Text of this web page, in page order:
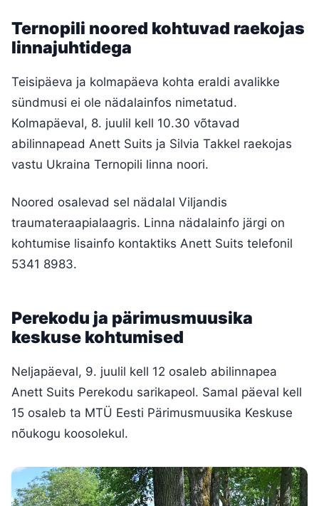
Ternopili noored kohtuvad raekojas
linnajuhtidega
Teisipäeva ja kolmapäeva kohta eraldi avalikke
sündmusi ei ole nädalainfos nimetatud.
Kolmapäeval, 8. juulil kell 10.30 võtavad
abilinnapead Anett Suits ja Silvia Takkel raekojas
vastu Ukraina Ternopili linna noori.
Noored osalevad sel nädalal Viljandis
traumateraapialaagris. Linna nädalainfo järgi on
kohtumise lisainfo kontaktiks Anett Suits telefonil
5341 8983.
Perekodu ja pärimusmuusika
keskuse kohtumised
Neljapäeval, 9. juulil kell 12 osaleb abilinnapea
Anett Suits Perekodu sarikapeol. Samal päeval kell
15 osaleb ta MTÜ Eesti Pärimusmuusika Keskuse
nõukogu koosolekul.